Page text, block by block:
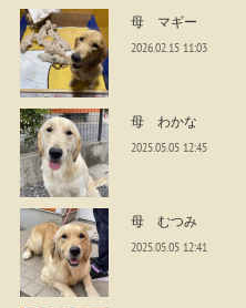
母 マギー
2026.02.15 11:03
母 わかな
2025.05.05 12:45
母 むつみ
2025.05.05 12:41